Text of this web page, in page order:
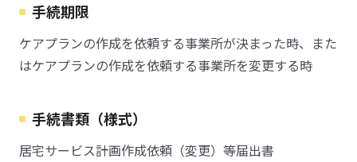
手続期限
ケアプランの作成を依頼する事業所が決まった時、また
はケアプランの作成を依頼する事業所を変更する時
手続書類（様式）
居宅サービス計画作成依頼（変更）等届出書